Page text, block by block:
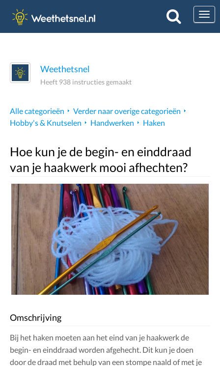
Weethetsnel
Heeft 938 instructies gemaakt
Alle categorieën
Verder naar overige categorieën
Hobby's & Knutselen
Handwerken Haken
Hoe kun je de begin- en einddraad
van je haakwerk mooi afhechten?
Omschrijving
Bij het haken moeten aan het eind van je haakwerk de
begin- en einddraad worden afgehecht. Dit kun je doen
door de draad met behulp van een stompe naald of met je